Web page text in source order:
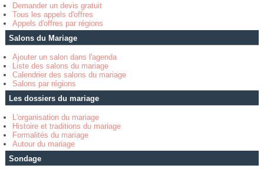
Demander un devis gratuit
Tous les appels d'offres
Appels d'offres par régions
Salons du Mariage
Ajouter un salon dans l'agenda
Liste des salons du mariage
Calendrier des salons du mariage
Salons par régions
Les dossiers du mariage
L'organisation du mariage
Histoire et traditions du mariage
Formalités du mariage
Autour du mariage
Sondage